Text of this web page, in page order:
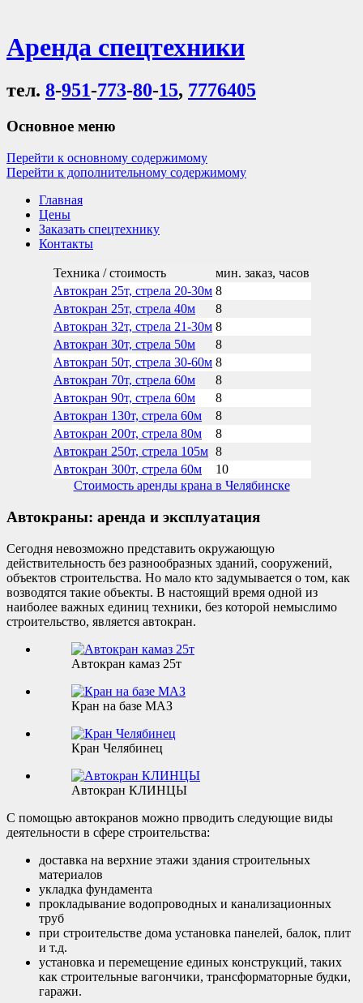
Аренда спецтехники
тел. 8-951-773-80-15, 7776405
Основное меню
Перейти к основному содержимому
Перейти к дополнительному содержимому
Главная
Цены
Заказать спецтехнику
Контакты
Техника / стоимость
мин. заказ, часов
Автокран 25т, стрела 20-30м 8
Автокран 25т, стрела 40м
8
Автокран 32т, стрела 21-30м 8
Автокран 30т, стрела 50м
8
Автокран 50т, стрела 30-60м 8
Автокран 70т, стрела 60м
8
Автокран 90т, стрела 60м
8
Автокран 130т, стрела 60м
8
Автокран 200т, стрела 80м
8
Автокран 250т, стрела 105м 8
Автокран 300т, стрела 60м
10
Стоимость аренды крана в Челябинске
Автокраны: аренда и эксплуатация
Сегодня невозможно представить окружающую
действительность без разнообразных зданий, сооружений,
объектов строительства. Но мало кто задумывается о том, как
возводятся такие объекты. В настоящий время одной из
наиболее важных единиц техники, без которой немыслимо
строительство, является автокран.
Автокран камаз 25т
Кран на базе МАЗ
Кран Челябинец
Автокран КЛИНЦЫ
С помощью автокранов можно прводить следующие виды
деятельности в сфере строительства:
доставка на верхние этажи здания строительных
материалов
укладка фундамента
прокладывание водопроводных и канализационных
труб
при строительстве дома установка панелей, балок, плит
и т.д.
установка и перемещение единых конструкций, таких
как строительные вагончики, трансформаторные будки,
гаражи.